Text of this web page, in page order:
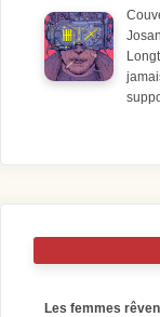
Les femmes